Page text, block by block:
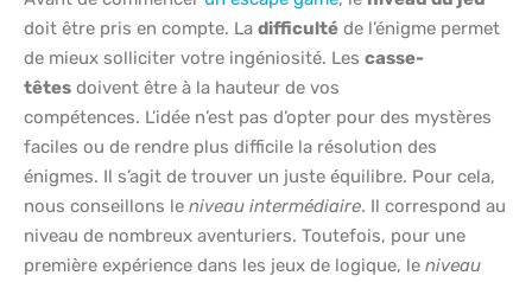
doit être pris en compte. La difficulté de l’énigme permet
de mieux solliciter votre ingéniosité. Les casse-
têtes doivent être à la hauteur de vos
compétences. L’idée n’est pas d’opter pour des mystères
faciles ou de rendre plus difficile la résolution des
énigmes. Il s’agit de trouver un juste équilibre. Pour cela,
nous conseillons le niveau intermédiaire. Il correspond au
niveau de nombreux aventuriers. Toutefois, pour une
première expérience dans les jeux de logique, le niveau